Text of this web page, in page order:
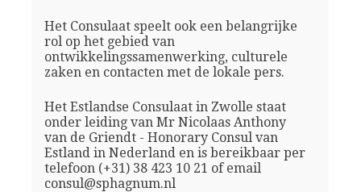
Het Consulaat speelt ook een belangrijke
rol op het gebied van
ontwikkelingssamenwerking, culturele
zaken en contacten met de lokale pers.
Het Estlandse Consulaat in Zwolle staat
onder leiding van Mr Nicolaas Anthony
van de Griendt - Honorary Consul van
Estland in Nederland en is bereikbaar per
telefoon (+31) 38 423 10 21 of email
consul@sphagnum.nl